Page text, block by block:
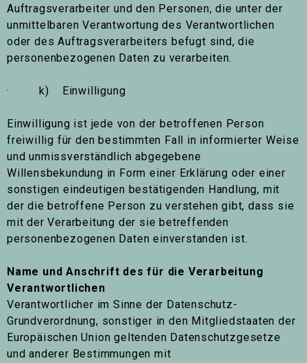
Auftragsverarbeiter und den Personen, die unter der
unmittelbaren Verantwortung des Verantwortlichen
oder des Auftragsverarbeiters befugt sind, die
personenbezogenen Daten zu verarbeiten.
· k) Einwilligung
Einwilligung ist jede von der betroffenen Person
freiwillig für den bestimmten Fall in informierter Weise
und unmissverständlich abgegebene
Willensbekundung in Form einer Erklärung oder einer
sonstigen eindeutigen bestätigenden Handlung, mit
der die betroffene Person zu verstehen gibt, dass sie
mit der Verarbeitung der sie betreffenden
personenbezogenen Daten einverstanden ist.
Name und Anschrift des für die Verarbeitung
Verantwortlichen
Verantwortlicher im Sinne der Datenschutz-
Grundverordnung, sonstiger in den Mitgliedstaaten der
Europäischen Union geltenden Datenschutzgesetze
und anderer Bestimmungen mit